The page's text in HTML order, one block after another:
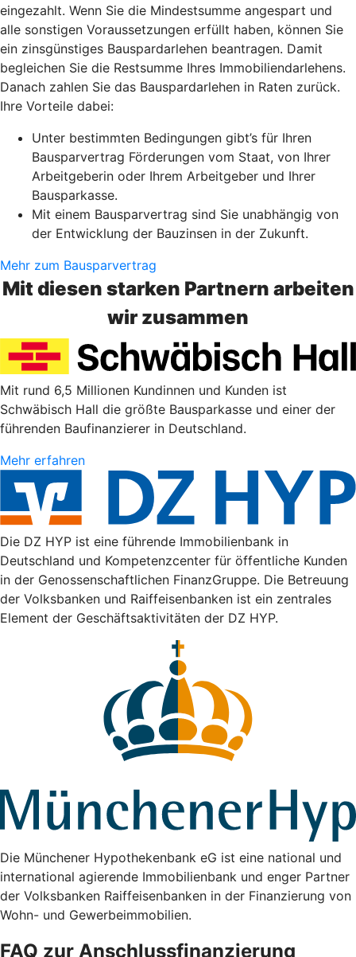
eingezahlt. Wenn Sie die Mindestsumme angespart und
alle sonstigen Voraussetzungen erfüllt haben, können Sie
ein zinsgünstiges Bauspardarlehen beantragen. Damit
begleichen Sie die Restsumme Ihres Immobiliendarlehens.
Danach zahlen Sie das Bauspardarlehen in Raten zurück.
Ihre Vorteile dabei:
Unter bestimmten Bedingungen gibt’s für Ihren
Bausparvertrag Förderungen vom Staat, von Ihrer
Arbeitgeberin oder Ihrem Arbeitgeber und Ihrer
Bausparkasse.
Mit einem Bausparvertrag sind Sie unabhängig von
der Entwicklung der Bauzinsen in der Zukunft.
Mehr zum Bausparvertrag
Mit diesen starken Partnern arbeiten
wir zusammen
Mit rund 6,5 Millionen Kundinnen und Kunden ist
Schwäbisch Hall die größte Bausparkasse und einer der
führenden Baufinanzierer in Deutschland.
Mehr erfahren
Die DZ HYP ist eine führende Immobilienbank in
Deutschland und Kompetenzcenter für öffentliche Kunden
in der Genossenschaftlichen FinanzGruppe. Die Betreuung
der Volksbanken und Raiffeisenbanken ist ein zentrales
Element der Geschäftsaktivitäten der DZ HYP.
Die Münchener Hypothekenbank eG ist eine national und
international agierende Immobilienbank und enger Partner
der Volksbanken Raiffeisenbanken in der Finanzierung von
Wohn- und Gewerbeimmobilien.
FAQ zur Anschlussfinanzierung